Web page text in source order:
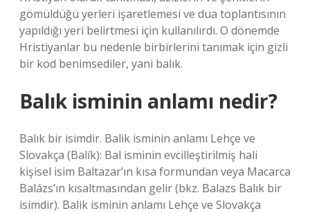
gömüldüğü yerleri işaretlemesi ve dua toplantısının
yapıldığı yeri belirtmesi için kullanılırdı. O dönemde
Hristiyanlar bu nedenle birbirlerini tanımak için gizli
bir kod benimsediler, yani balık.
Balık isminin anlamı nedir?
Balık bir isimdir. Balik isminin anlamı Lehçe ve
Slovakça (Balík): Bal isminin evcilleştirilmiş hali
kişisel isim Baltazar’ın kısa formundan veya Macarca
Balázs’ın kısaltmasından gelir (bkz. Balazs Balık bir
isimdir). Balik isminin anlamı Lehçe ve Slovakça